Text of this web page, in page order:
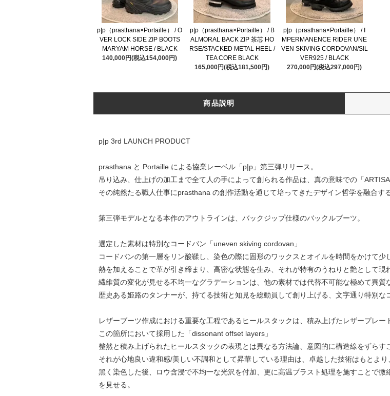
p|p（prasthana×Portaille） / O
VER LOCK SIDE ZIP BOOTS
MARYAM HORSE / BLACK
140,000円(税込154,000円)
p|p（prasthana×Portaille） / B
ALMORAL BACK ZIP 茶芯 HO
RSE/STACKED METAL HEEL /
TEA CORE BLACK
165,000円(税込181,500円)
p|p（prasthana×Portaille） / I
MPERMANENCE RIDER UNE
VEN SKIVING CORDOVAN/SIL
VER925 / BLACK
270,000円(税込297,000円)
商品説明
p|p 3rd LAUNCH PRODUCT
prasthana と Portaille による協業レーベル「p|p」第三弾リリース。
吊り込み、仕上げの加⼯まで全て⼈の⼿によって創られる作品は、真の意味での「
その純然たる職⼈仕事にprasthana の創作活動を通じて培ってきたデザイン哲学を融合す
第三弾モデルとなる本作のアウトラインは、バックジップ仕様のバックルブーツ。
選定した素材は特別なコードバン「uneven skiving cordovan」
コードバンの第⼀層をリン酸鞣し、染⾊の際に固形のワックスとオイルを時間をかけて少
熱を加えることで⾰が引き締まり、⾼密な状態を⽣み、それが特有のうねりと艶として現
繊維質の変化が⾒せる不均⼀なグラデーションは、他の素材では代替不可能な極めて異質
歴史ある姫路のタンナーが、持てる技術と知⾒を総動員して創り上げる、⽂字通り特別な
レザーブーツ作成における重要な⼯程であるヒールスタックは、積み上げたレザープレー
この箇所において採⽤した「dissonant offset layers」
整然と積み上げられたヒールスタックの表現とは異なる⽅法論、意図的に構造線をずらす
それが⼼地良い違和感/美しい不調和として昇華している理由は、卓越した技術はもとよ
⿊く染⾊した後、ロウ含浸で不均⼀な光沢を付加、更に⾼温ブラスト処理を施すことで
を⾒せる。